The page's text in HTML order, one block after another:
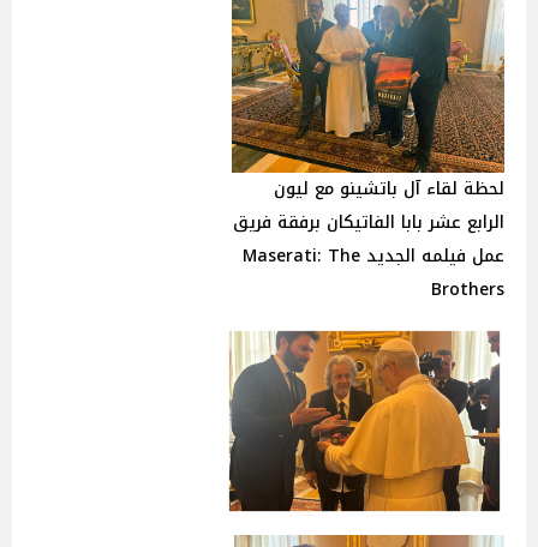
لحظة لقاء آل باتشينو مع ليون
الرابع عشر بابا الفاتيكان برفقة فريق
عمل فيلمه الجديد Maserati: The
Brothers